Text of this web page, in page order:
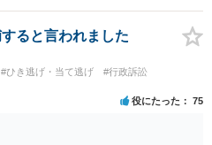
ると言われました
#ひき逃げ・当て逃げ
#行政訴訟
役にたった 75